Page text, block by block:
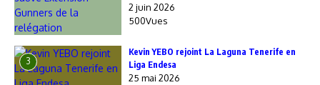
2 juin 2026
500Vues
3
Kevin YEBO rejoint La Laguna Tenerife en
Liga Endesa
25 mai 2026